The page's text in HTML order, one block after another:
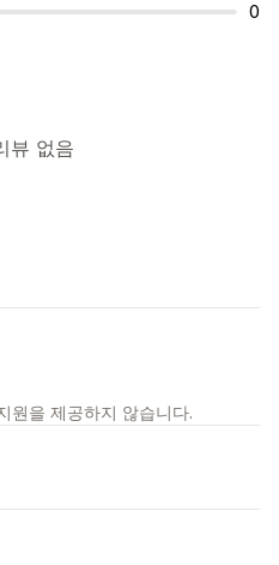
0
뷰 없음
원을 제공하지 않습니다.